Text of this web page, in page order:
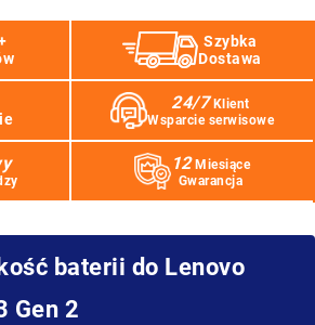
Szybka
Dostawa
24/7 Klient
Wsparcie serwisowe
12 Miesiące
Gwarancja
baterii do Lenovo
Gen 2